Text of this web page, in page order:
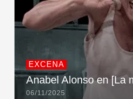
EXCENA
Anabel Alonso en [La
06/11/2025